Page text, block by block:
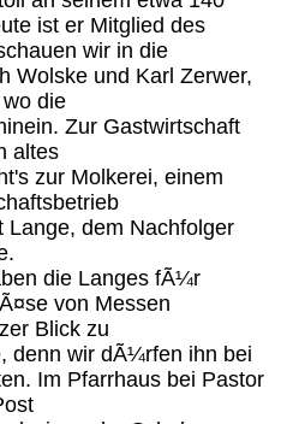
ist er Mitglied des
wir in die
Wolske und Karl Zerwer,
die
Zur Gastwirtschaft
altes
zur Molkerei, einem
Lange, dem Nachfolger
die Langes fÃ¼r
von Messen
Blick zu
denn wir dÃ¼rfen ihn bei
Im Pfarrhaus bei Pastor